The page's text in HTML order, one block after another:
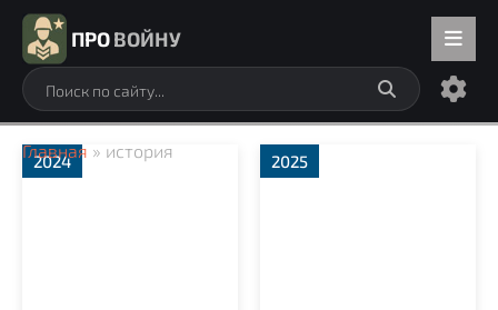
ПРОВОЙНУ
Главная » история
2024 2025